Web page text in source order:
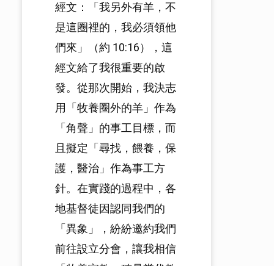
經文：「我另外有羊，不
是這圈裡的，我必須領他
們來」（約 10:16），這
經文給了我很重要的啟
發。從那次開始，我決志
用「牧養圈外的羊」作為
「角聲」的事工目標，而
且擬定「尋找，餵養，保
護，醫治」作為事工方
針。在實踐的過程中，各
地基督徒因認同我們的
「異象」，紛紛邀約我們
前往設立分會，讓我相信